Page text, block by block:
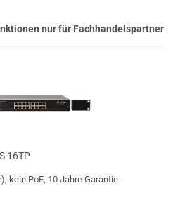
nur für Fachhandelspartner
16TP
kein PoE, 10 Jahre Garantie